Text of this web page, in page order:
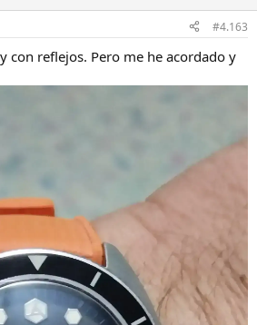
#4.163
con reflejos. Pero me he acordado y